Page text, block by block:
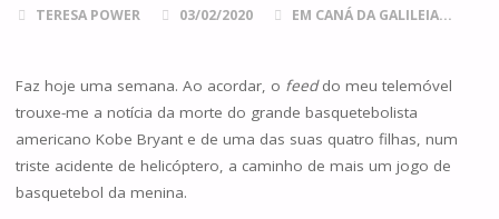
TERESA POWER 03/02/2020 EM CANÁ DA GALILEIA...
Faz hoje uma semana. Ao acordar, o feeddo meu telemóvel
trouxe-me a notícia da morte do grande basquetebolista
americano Kobe Bryant e de uma das suas quatro filhas, num
triste acidente de helicóptero, a caminho de mais um jogo de
basquetebol da menina.